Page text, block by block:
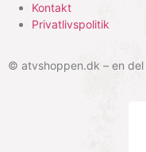
Kontakt
Privatlivspolitik
© atvshoppen.dk – en